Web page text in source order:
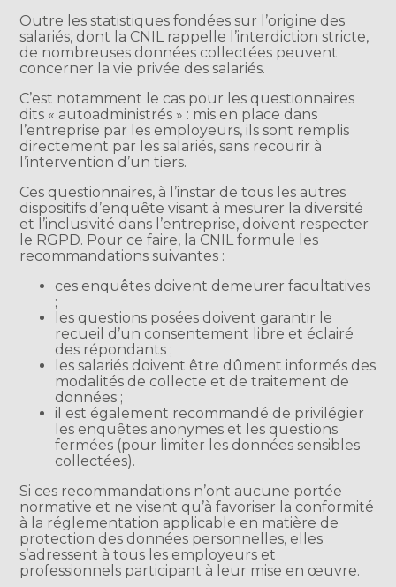
Outre les statistiques fondées sur l’origine des
salariés, dont la CNIL rappelle l’interdiction stricte,
de nombreuses données collectées peuvent
concerner la vie privée des salariés.
C’est notamment le cas pour les questionnaires
dits « autoadministrés » : mis en place dans
l’entreprise par les employeurs, ils sont remplis
directement par les salariés, sans recourir à
l’intervention d’un tiers.
Ces questionnaires, à l’instar de tous les autres
dispositifs d’enquête visant à mesurer la diversité
et l’inclusivité dans l’entreprise, doivent respecter
le RGPD. Pour ce faire, la CNIL formule les
recommandations suivantes :
ces enquêtes doivent demeurer facultatives
;
les questions posées doivent garantir le
recueil d’un consentement libre et éclairé
des répondants ;
les salariés doivent être dûment informés des
modalités de collecte et de traitement de
données ;
il est également recommandé de privilégier
les enquêtes anonymes et les questions
fermées (pour limiter les données sensibles
collectées).
Si ces recommandations n’ont aucune portée
normative et ne visent qu’à favoriser la conformité
à la réglementation applicable en matière de
protection des données personnelles, elles
s’adressent à tous les employeurs et
professionnels participant à leur mise en œuvre.